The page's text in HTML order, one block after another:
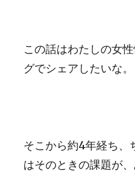
この話はわたしの女
グでシェアしたいな。
そこから約4年経ち、
はそのときの課題が